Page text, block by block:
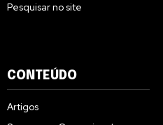
Pesquisar no site
CONTEÚDO
Artigos